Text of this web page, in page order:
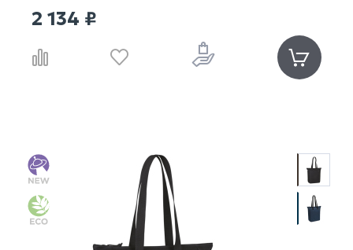
2 134 ₽